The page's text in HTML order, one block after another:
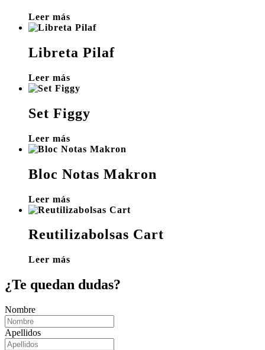
Leer más
Libreta Pilaf
Leer más
Set Figgy
Leer más
Bloc Notas Makron
Leer más
Reutilizabolsas Cart
Leer más
¿Te quedan dudas?
Nombre
Apellidos